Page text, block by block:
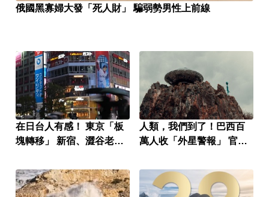
俄國黑寡婦大發「死人財」 騙弱勢男性上前線
在日台人有感！ 東京「板
塊轉移」 新宿、澀谷老
人類，我們到了！巴西百
萬人收「外星警報」 官方